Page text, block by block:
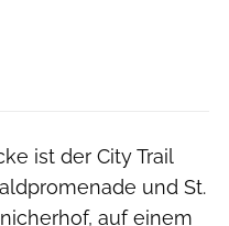
ist der City Trail
und St.
auf einem